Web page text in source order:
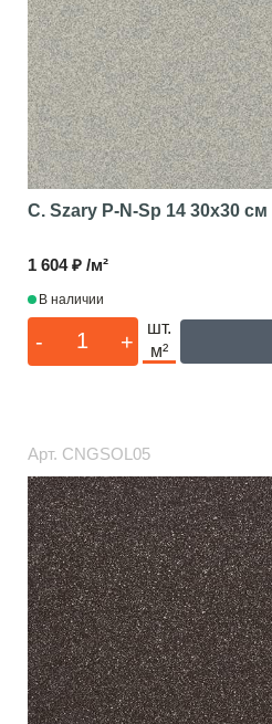
C. Szary P-N-Sp 14 30x30 см
1 604 ₽ /м²
В наличии
- +
шт.
м²
Арт. CNGSOL05